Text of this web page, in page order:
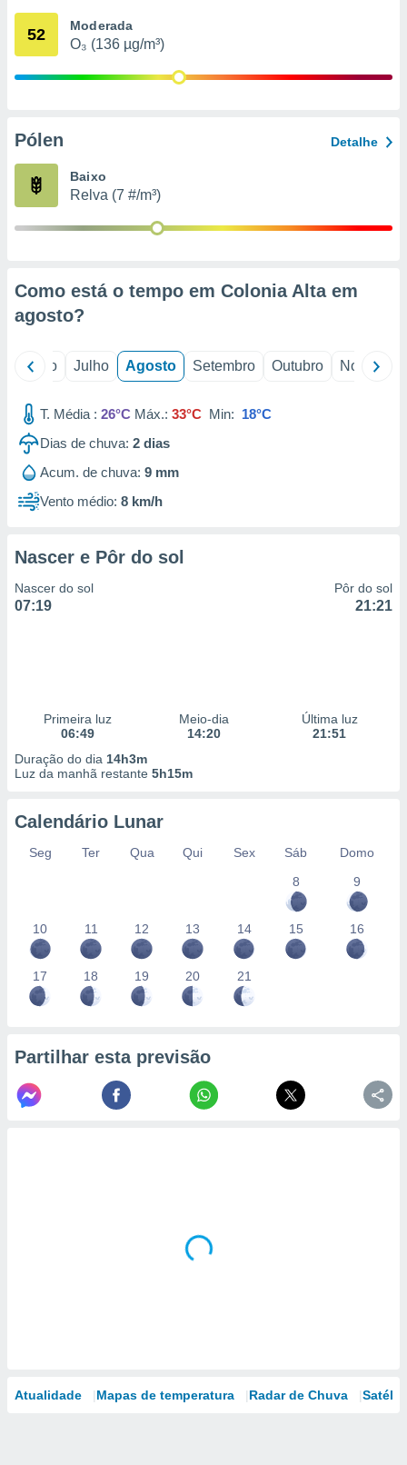
através
estudos
1199
52 Moderada
O₃ (136 µg/m³)
Pólen Detalhe
Baixo
Relva (7 #/m³)
Como está o tempo em Colonia Alta em
agosto?
Junho Julho Agosto Setembro Outubro Novembro
T. Média : 26°C Máx.: 33°C Min: 18°C
Dias de chuva: 2 dias
Acum. de chuva: 9 mm
Vento médio: 8 km/h
Nascer e Pôr do sol
Nascer do sol
07:19
Pôr do sol
21:21
Primeira luz
06:49
Meio-dia
14:20
Última luz
21:51
Duração do dia 14h3m
Luz da manhã restante 5h15m
Calendário Lunar
Seg Ter Qua Qui Sex Sáb
Domo
8
9
10 11 12 13 14 15 16
17 18 19 20 21
Partilhar esta previsão
Atualidade Mapas de temperatura Radar de Chuva